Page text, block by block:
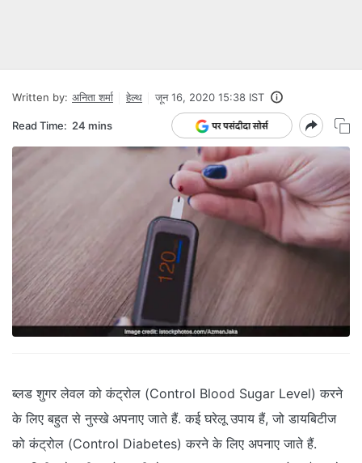
Written by: अनिता शर्मा हेल्थ जून 16, 2020 15:38 IST
Read Time: 24 mins
ब्लड शुगर लेवल को कंट्रोल (Control Blood Sugar Level) करने
के लिए बहुत से नुस्खे अपनाए जाते हैं. कई घरेलू उपाय हैं, जो डायबिटीज
को कंट्रोल (Control Diabetes) करने के लिए अपनाए जाते हैं.